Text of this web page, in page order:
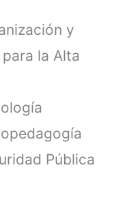
y
la Alta
Pública